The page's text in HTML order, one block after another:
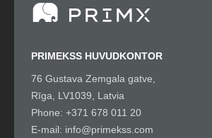
PRIMEKSS HUVUDKONTOR
76 Gustava Zemgala gatve,
Rīga, LV1039, Latvia
Phone: +371 678 011 20
E-mail: info@primekss.com